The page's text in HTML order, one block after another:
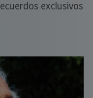
exclusivos